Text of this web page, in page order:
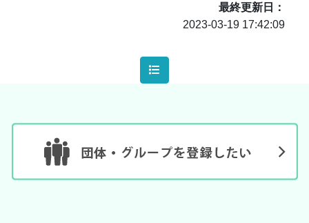
最終更新日
2023-03-19 17:42:09